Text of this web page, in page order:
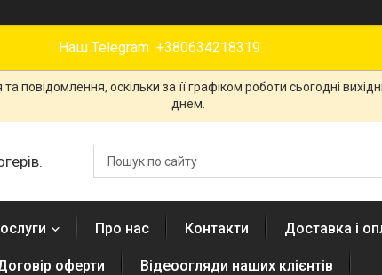
Наш Telegram +380634218319
повідомлення, оскільки за її графіком роботи сьогодні
днем.
Про нас Контакти Доставка і
оферти Відеоогляди наших клієнтів